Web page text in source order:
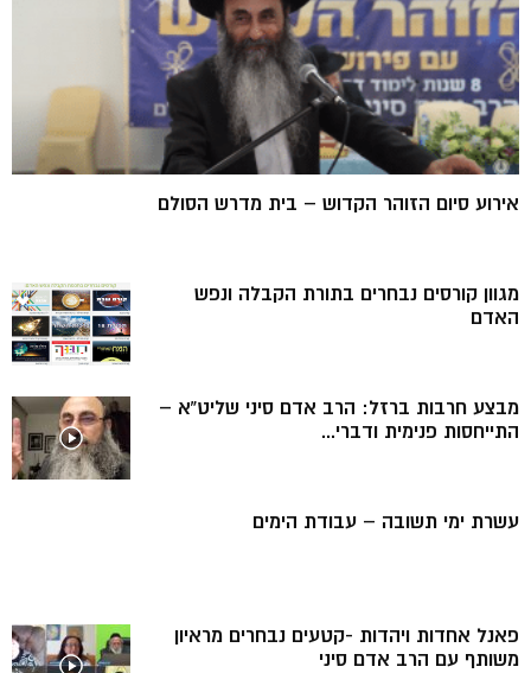
אירוע סיום הזוהר הקדוש – בית מדרש הסולם
מגוון קורסים נבחרים בתורת הקבלה ונפש
האדם
מבצע חרבות ברזל: הרב אדם סיני שליט”א –
התייחסות פנימית ודברי...
עשרת ימי תשובה – עבודת הימים
פאנל אחדות ויהדות -קטעים נבחרים מראיון
משותף עם הרב אדם סיני